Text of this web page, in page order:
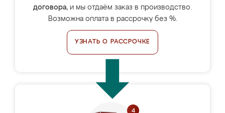
договора, и мы отдаём заказ в производство.
Возможна оплата в рассрочку без %.
УЗНАТЬ О РАССРОЧКЕ